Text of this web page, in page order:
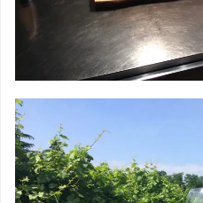
AULAS DE
CULINÁRIA